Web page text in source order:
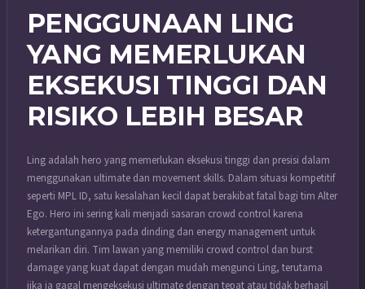
PENGGUNAAN LING
YANG MEMERLUKAN
EKSEKUSI TINGGI DAN
RISIKO LEBIH BESAR
Ling adalah hero yang memerlukan eksekusi tinggi dan presisi dalam
menggunakan ultimate dan movement skills. Dalam situasi kompetitif
seperti MPL ID, satu kesalahan kecil dapat berakibat fatal bagi tim Alter
Ego. Hero ini sering kali menjadi sasaran crowd control karena
ketergantungannya pada dinding dan energy management untuk
melarikan diri. Tim lawan yang memiliki crowd control dan burst
damage yang kuat dapat dengan mudah mengunci Ling, terutama
jika ia gagal mengeksekusi ultimate dengan tepat atau tidak berhasil